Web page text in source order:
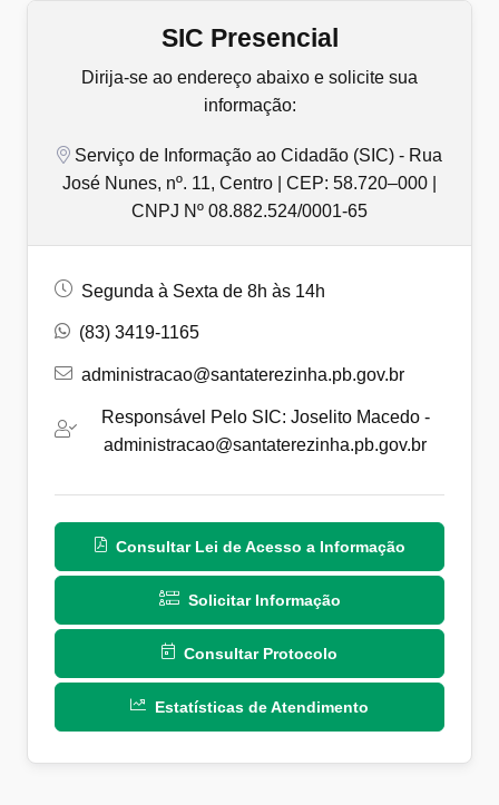
SIC Presencial
Dirija-se ao endereço abaixo e solicite sua
informação:
Serviço de Informação ao Cidadão (SIC) - Rua
José Nunes, nº. 11, Centro | CEP: 58.720–000 |
CNPJ Nº 08.882.524/0001-65
Segunda à Sexta de 8h às 14h
(83) 3419-1165
administracao@santaterezinha.pb.gov.br
Responsável Pelo SIC: Joselito Macedo -
administracao@santaterezinha.pb.gov.br
Consultar Lei de Acesso a Informação
Solicitar Informação
Consultar Protocolo
Estatísticas de Atendimento